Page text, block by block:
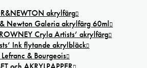
akrylfärg
Newton Galeria akrylfärg 60ml
Cryla Artists’ akrylfärg
Ink flytande akrylbläck
Lefranc & Bourgeois